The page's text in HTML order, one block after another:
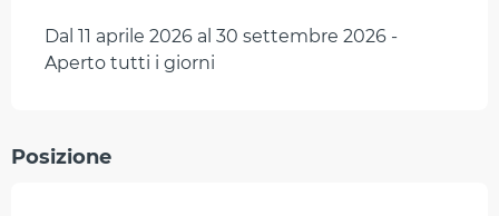
Dal 11 aprile 2026 al 30 settembre 2026 -
Aperto tutti i giorni
Posizione